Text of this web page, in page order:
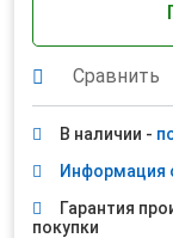
Сравнить
В наличии -
Информация
Гарантия
покупки